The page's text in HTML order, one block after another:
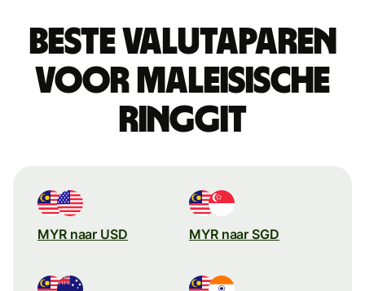
Beste valutaparen
voor Maleisische
ringgit
MYR naar USD MYR naar SGD